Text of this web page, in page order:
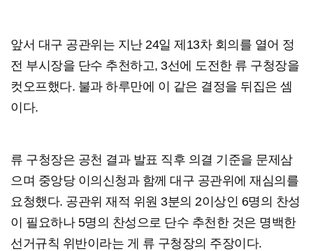
앞서 대구 공관위는 지난 24일 제13차 회의를 열어 정
전 부시장을 단수 추천하고, 3선에 도전한 류 구청장을
컷오프했다. 불과 하루만에 이 같은 결정을 뒤집은 셈
이다.
류 구청장은 공천 결과 발표 직후 의결 기준을 문제삼
으며 중앙당 이의신청과 함께 대구 공관위에 재심의를
요청했다. 공관위 재적 위원 3분의 2이상인 6명의 찬성
이 필요하나 5명의 찬성으로 단수 추천한 것은 명백한
선거규칙 위반이라는 게 류 구청장의 주장이다.